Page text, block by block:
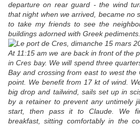
departure on rear guard - the wind
that night when we arrived, became no
to take my friends to see the
buildings adorned with Greek pediments.
At 11:15 am we are back in front of the
in Cres bay. We will spend three
Bay and crossing from east to west the
point. We benefit from 17 kt of wind.
big drop and tailwind, sails set up in
by a retainer to prevent any untimely
start, then pass it to Claude. We
breakfast, sitting comfortably in the